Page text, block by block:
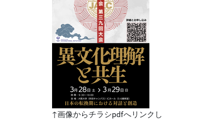
↑画像からチラシpdfへリンクし